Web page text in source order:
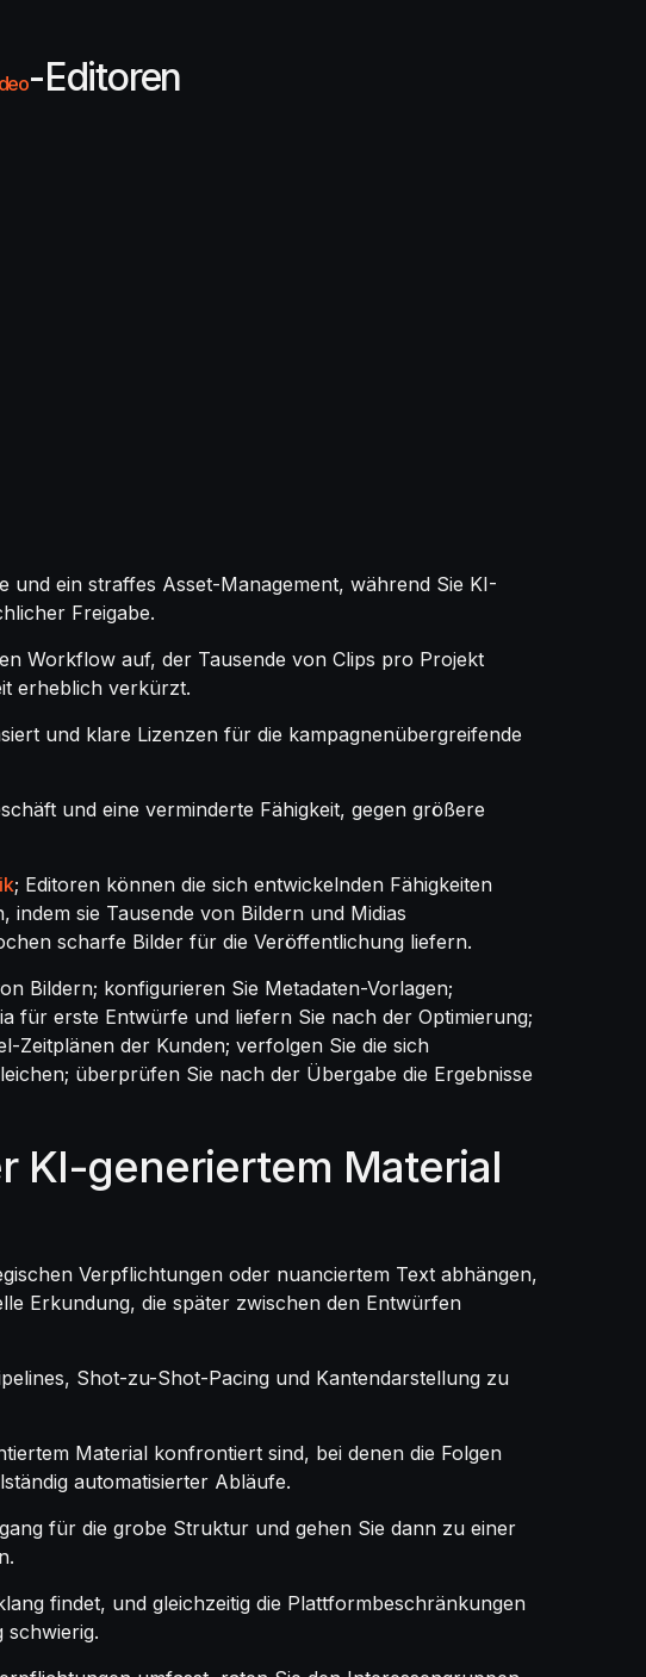
-Editoren
ein straffes Asset-Management, während Sie KI-
Freigabe.
Workflow auf, der Tausende von Clips pro Projekt
erheblich verkürzt.
und klare Lizenzen für die kampagnenübergreifende
und eine verminderte Fähigkeit, gegen größere
; Editoren können die sich entwickelnden Fähigkeiten
sie Tausende von Bildern und Midias
scharfe Bilder für die Veröffentlichung liefern.
Bildern; konfigurieren Sie Metadaten-Vorlagen;
für erste Entwürfe und liefern Sie nach der Optimierung;
Zeitplänen der Kunden; verfolgen Sie die sich
überprüfen Sie nach der Übergabe die Ergebnisse
KI-generiertem Material
Verpflichtungen oder nuanciertem Text abhängen,
Erkundung, die später zwischen den Entwürfen
Shot-zu-Shot-Pacing und Kantendarstellung zu
Material konfrontiert sind, bei denen die Folgen
automatisierter Abläufe.
für die grobe Struktur und gehen Sie dann zu einer
findet, und gleichzeitig die Plattformbeschränkungen
schwierig.